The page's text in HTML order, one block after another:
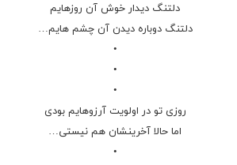
دلتنگ دیدار خوش آن روزهایم
دلتنگ دوباره دیدن آن چشم هایم…
•
•
•
روزی تو در اولویت آرزوهایم بودی
اما حالا آخرینشان هم نیستی…
•